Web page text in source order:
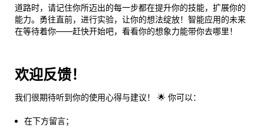
道路时，请记住你所迈出的每一步都在提升你的技能，扩展你的
能力。勇往直前，进行实验，让你的想法绽放！智能应用的未来
在等待着你——赶快开始吧，看看你的想象力能带你去哪里！
欢迎反馈！
我们很期待听到你的使用心得与建议！ 🌟 你可以：
在下方留言；